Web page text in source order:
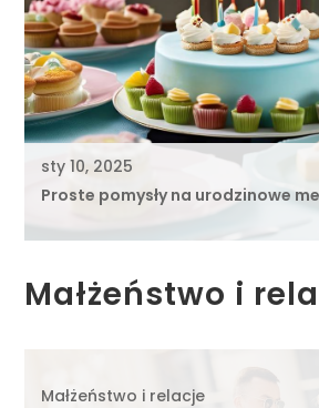
sty 10, 2025
Proste pomysły na urodzinowe
Małżeństwo i
Małżeństwo i relacje